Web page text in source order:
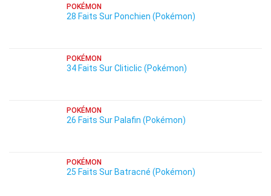
POKÉMON
28 Faits Sur Ponchien (Pokémon)
POKÉMON
34 Faits Sur Cliticlic (Pokémon)
POKÉMON
26 Faits Sur Palafin (Pokémon)
POKÉMON
25 Faits Sur Batracné (Pokémon)